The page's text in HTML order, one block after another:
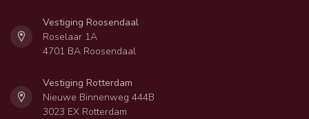
Vestiging Roosendaal
Roselaar 1A
4701 BA Roosendaal
Vestiging Rotterdam
Nieuwe Binnenweg 444B
3023 EX Rotterdam